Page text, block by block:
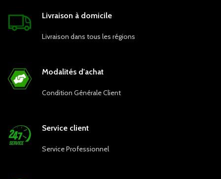
Livraison à domicile
Livraison dans tous les régions
Modalités d'achat
Condition Générale Client
Service client
Service Professionnel